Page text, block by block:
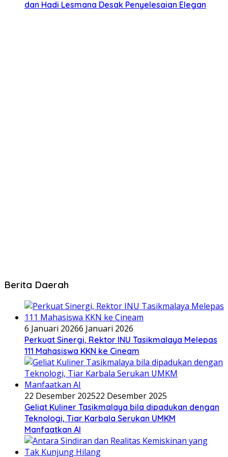
dan Hadi Lesmana Desak Penyelesaian Elegan
Berita Daerah
6 Januari 20266 Januari 2026
Perkuat Sinergi, Rektor INU Tasikmalaya Melepas
111 Mahasiswa KKN ke Cineam
22 Desember 202522 Desember 2025
Geliat Kuliner Tasikmalaya bila dipadukan dengan
Teknologi, Tiar Karbala Serukan UMKM
Manfaatkan AI